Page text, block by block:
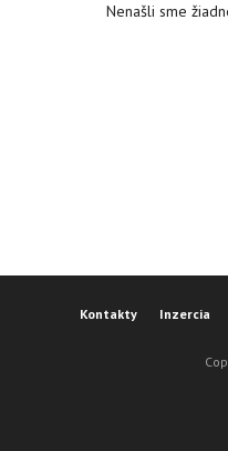
Nenašli sme
Kontakty Inzercia